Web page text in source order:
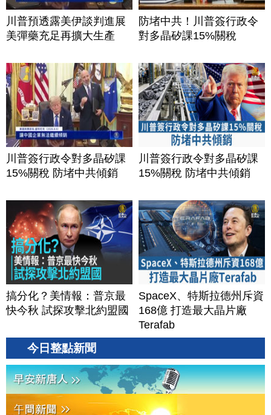
川普預透露美伊談判進展
美彈藥充足再擴大生產
防堵中共！川普簽行政令
對多晶矽課15%關稅
川普簽行政令對多晶矽課
15%關稅 防堵中共傾銷
川普簽行政令對多晶矽課
15%關稅 防堵中共傾銷
搞分化？美情報：普京最
快今秋 試探攻擊北約盟國
SpaceX、特斯拉德州斥資
168億 打造最大晶片廠
Terafab
今日整點新聞